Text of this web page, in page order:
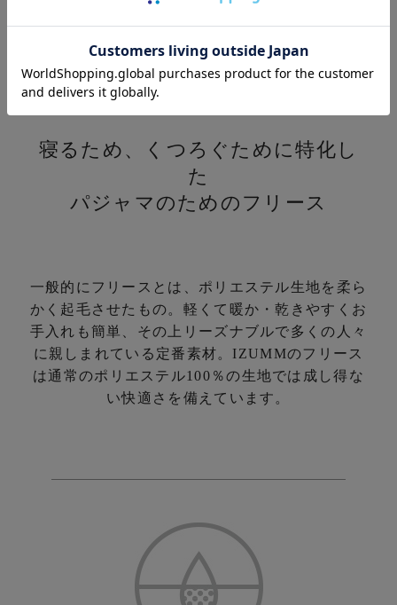
素材について
寝るため、くつろぐために特化し
た
パジャマのためのフリース
一般的にフリースとは、ポリエステル生地を柔ら
かく起毛させたもの。 軽くて暖か・乾きやすくお
手入れも簡単、その上リーズナブルで多くの人々
に親しまれている定番素材。 IZUMMのフリース
は通常のポリエステル100％の生地では成し得な
い快適さを備えています。